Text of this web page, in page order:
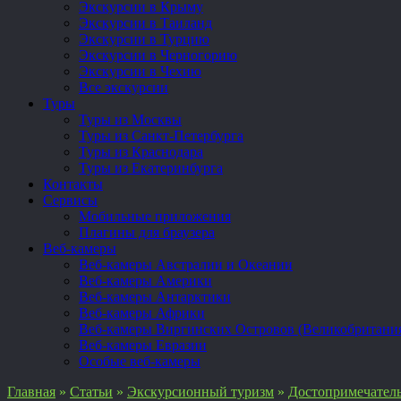
Экскурсии в Крыму
Экскурсии в Таиланд
Экскурсии в Турцию
Экскурсии в Черногорию
Экскурсии в Чехию
Все экскурсии
Туры
Туры из Москвы
Туры из Санкт-Петербурга
Туры из Краснодара
Туры из Екатеринбурга
Контакты
Сервисы
Мобильные приложения
Плагины для браузера
Веб-камеры
Веб-камеры Австралии и Океании
Веб-камеры Америки
Веб-камеры Антарктики
Веб-камеры Африки
Веб-камеры Виргинских Островов
Веб-камеры Евразии
Особые веб-камеры
Главная » Статьи » Экскурсионный туризм »